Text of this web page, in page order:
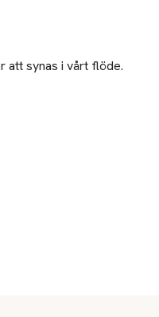
att synas i vårt flöde.